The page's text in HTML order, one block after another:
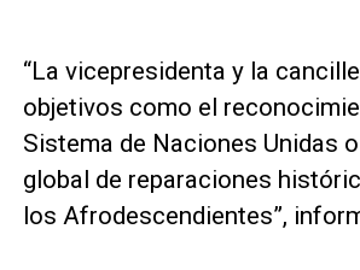
“La vicepresidenta y la
objetivos como el
Sistema de Naciones Unidas
global de reparaciones
los Afrodescendientes”,